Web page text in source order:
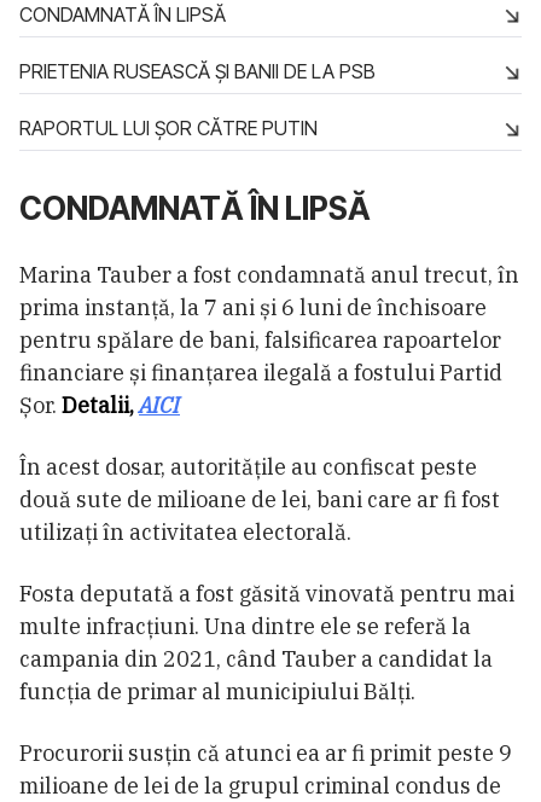
CONDAMNATĂ ÎN LIPSĂ
Marina Tauber a fost condamnată anul trecut, în
prima instanță, la 7 ani și 6 luni de închisoare
pentru spălare de bani, falsificarea rapoartelor
financiare și finanțarea ilegală a fostului Partid
Șor. Detalii,AICI
În acest dosar, autoritățile au confiscat peste
două sute de milioane de lei, bani care ar fi fost
utilizați în activitatea electorală.
Fosta deputată a fost găsită vinovată pentru mai
multe infracțiuni. Una dintre ele se referă la
campania din 2021, când Tauber a candidat la
funcția de primar al municipiului Bălți.
Procurorii susțin că atunci ea ar fi primit peste 9
milioane de lei de la grupul criminal condus de
CONDAMNATĂ ÎN LIPSĂ
PRIETENIA RUSEASCĂ ȘI BANII DE LA PSB
RAPORTUL LUI ȘOR CĂTRE PUTIN